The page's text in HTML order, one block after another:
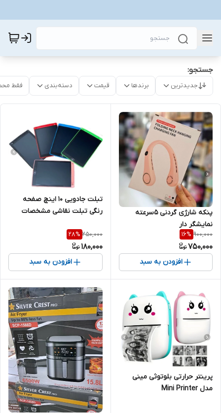
جستجو:
جدیدترین برندها قیمت دسته‌بندی فقط
پنکه شارژی گردنی 5سرعته
نمایشگر دار
900,000
16%
750,000
افزودن به سبد
تبلت جادویی 10 اینچ صفحه
رنگی تبلت نقاشی مشخصات
250,000
28%
180,000
افزودن به سبد
پرینتر حرارتی بلوتوثی مینی
مدل Mini Printer